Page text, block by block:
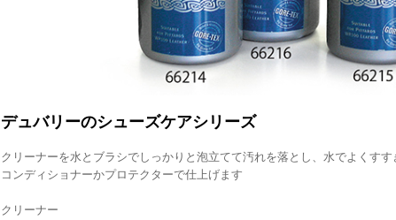
デュバリーのシューズケアシリーズ
クリーナーを水とブラシでしっかりと泡立てて汚れを落とし、水でよくすす
コンディショナーかプロテクターで仕上げます
クリーナー